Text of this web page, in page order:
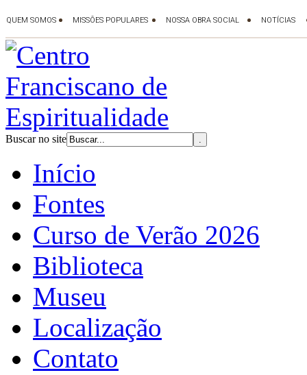
Buscar no site
Início
Fontes
Curso de Verão 2026
Biblioteca
Museu
Localização
Contato